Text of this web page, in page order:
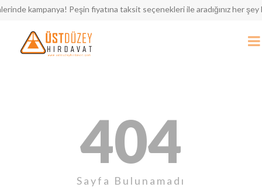
kampanya! Peşin fiyatına taksit seçenekleri ile aradığınız her şey
404
Sayfa Bulunamadı